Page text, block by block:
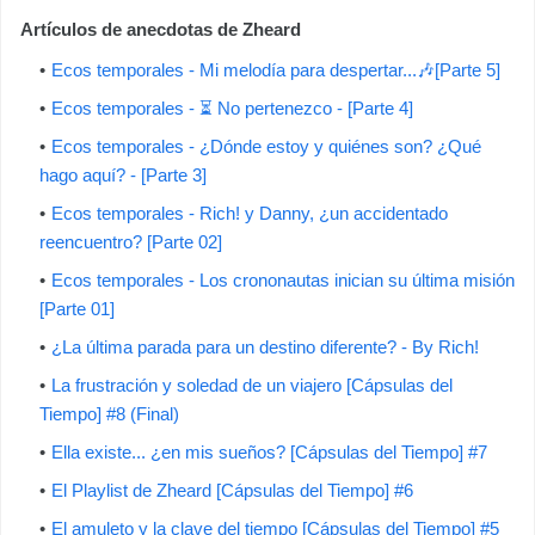
Artículos de anecdotas de Zheard
Ecos temporales - Mi melodía para despertar...🎶[Parte 5]
Ecos temporales - ⏳ No pertenezco - [Parte 4]
Ecos temporales - ¿Dónde estoy y quiénes son? ¿Qué
hago aquí? - [Parte 3]
Ecos temporales - Rich! y Danny, ¿un accidentado
reencuentro? [Parte 02]
Ecos temporales - Los crononautas inician su última misión
[Parte 01]
¿La última parada para un destino diferente? - By Rich!
La frustración y soledad de un viajero [Cápsulas del
Tiempo] #8 (Final)
Ella existe... ¿en mis sueños? [Cápsulas del Tiempo] #7
El Playlist de Zheard [Cápsulas del Tiempo] #6
El amuleto y la clave del tiempo [Cápsulas del Tiempo] #5